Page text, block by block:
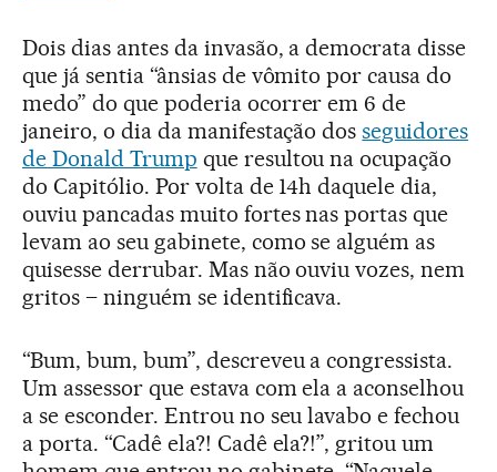
Dois dias antes da invasão, a democrata disse
que já sentia “ânsias de vômito por causa do
medo” do que poderia ocorrer em 6 de
janeiro, o dia da manifestação dosseguidores
de Donald Trump que resultou na ocupação
do Capitólio. Por volta de 14h daquele dia,
ouviu pancadas muito fortes nas portas que
levam ao seu gabinete, como se alguém as
quisesse derrubar. Mas não ouviu vozes, nem
gritos – ninguém se identificava.
“Bum, bum, bum”, descreveu a congressista.
Um assessor que estava com ela a aconselhou
a se esconder. Entrou no seu lavabo e fechou
a porta. “Cadê ela?! Cadê ela?!”, gritou um